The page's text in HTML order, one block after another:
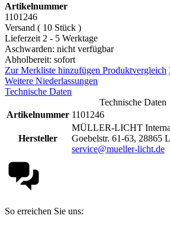
Artikelnummer
1101246
Versand ( 10 Stück )
Lieferzeit 2 - 5 Werktage
Aschwarden: nicht verfügbar
Abholbereit: sofort
Zur Merkliste hinzufügen Produktvergleich
Weitere Niederlassungen
Technische Daten
Technische Daten
Artikelnummer 1101246
Hersteller
MÜLLER-LICHT
Goebelstr. 61-63, 28865
service@mueller-licht.de
So erreichen Sie uns: